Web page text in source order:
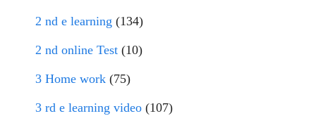
2 nd e learning (134)
2 nd online Test (10)
3 Home work (75)
3 rd e learning video (107)